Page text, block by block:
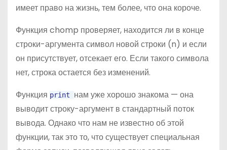
имеет право на жизнь, тем более, что она короче.
Функция chomp проверяет, находится ли в конце
строки-аргумента символ новой строки (n) и если
он присутствует, отсекает его. Если такого символа
нет, строка остается без изменений.
Функция print нам уже хорошо знакома — она
выводит строку-аргумент в стандартный поток
вывода. Однако что нам не известно об этой
функции, так это то, что существует специальная